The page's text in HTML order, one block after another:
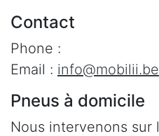
Contact
Phone :
Email : info@mobilii.be
Pneus à domicile
Nous intervenons sur